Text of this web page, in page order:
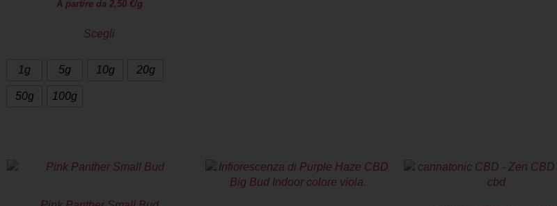
A partire da 2,50 €/g
Scegli
1g 5g 10g 20g
50g 100g